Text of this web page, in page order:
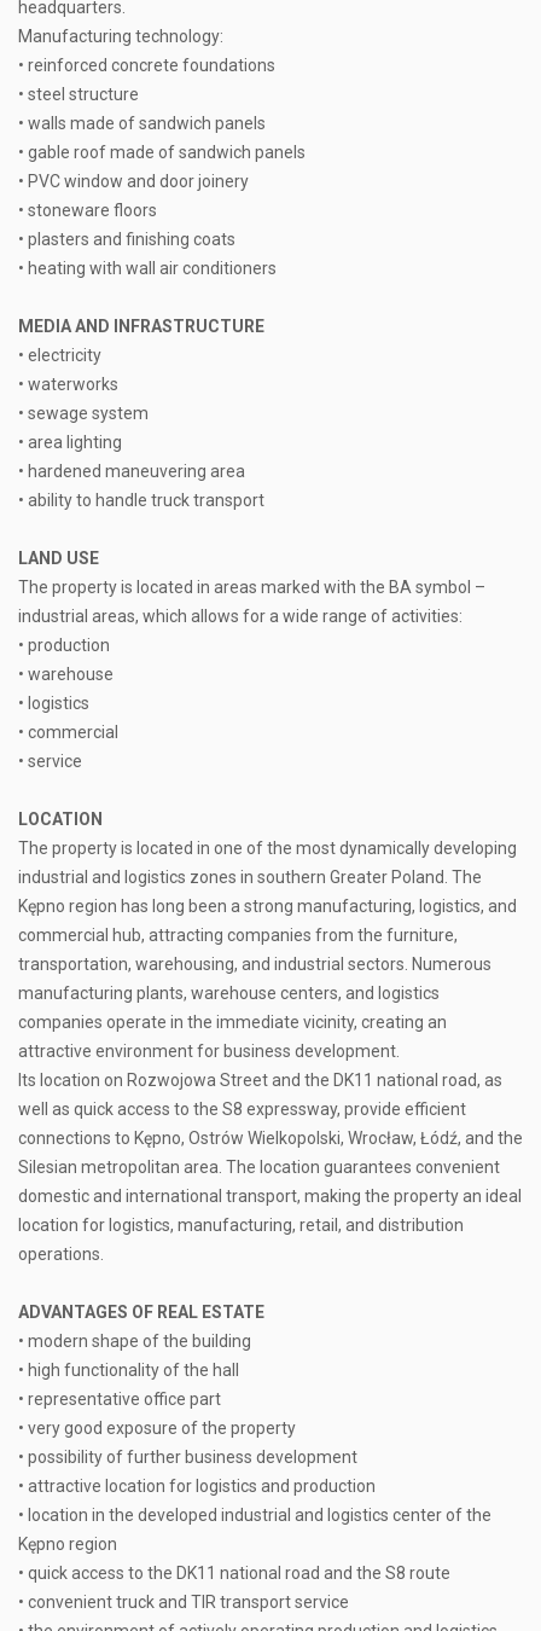
headquarters.
Manufacturing technology:
• reinforced concrete foundations
• steel structure
• walls made of sandwich panels
• gable roof made of sandwich panels
• PVC window and door joinery
• stoneware floors
• plasters and finishing coats
• heating with wall air conditioners
MEDIA AND INFRASTRUCTURE
• electricity
• waterworks
• sewage system
• area lighting
• hardened maneuvering area
• ability to handle truck transport
LAND USE
The property is located in areas marked with the BA symbol –
industrial areas, which allows for a wide range of activities:
• production
• warehouse
• logistics
• commercial
• service
LOCATION
The property is located in one of the most dynamically developing
industrial and logistics zones in southern Greater Poland. The
Kępno region has long been a strong manufacturing, logistics, and
commercial hub, attracting companies from the furniture,
transportation, warehousing, and industrial sectors. Numerous
manufacturing plants, warehouse centers, and logistics
companies operate in the immediate vicinity, creating an
attractive environment for business development.
Its location on Rozwojowa Street and the DK11 national road, as
well as quick access to the S8 expressway, provide efficient
connections to Kępno, Ostrów Wielkopolski, Wrocław, Łódź, and the
Silesian metropolitan area. The location guarantees convenient
domestic and international transport, making the property an ideal
location for logistics, manufacturing, retail, and distribution
operations.
ADVANTAGES OF REAL ESTATE
• modern shape of the building
• high functionality of the hall
• representative office part
• very good exposure of the property
• possibility of further business development
• attractive location for logistics and production
• location in the developed industrial and logistics center of the
Kępno region
• quick access to the DK11 national road and the S8 route
• convenient truck and TIR transport service